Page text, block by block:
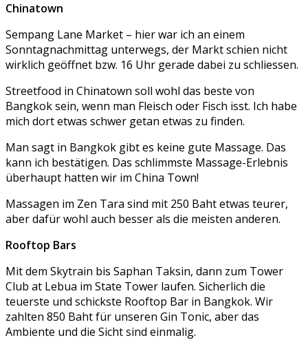
Chinatown
Sempang Lane Market – hier war ich an einem
Sonntagnachmittag unterwegs, der Markt schien nicht
wirklich geöffnet bzw. 16 Uhr gerade dabei zu schliessen.
Streetfood in Chinatown soll wohl das beste von
Bangkok sein, wenn man Fleisch oder Fisch isst. Ich habe
mich dort etwas schwer getan etwas zu finden.
Man sagt in Bangkok gibt es keine gute Massage. Das
kann ich bestätigen. Das schlimmste Massage-Erlebnis
überhaupt hatten wir im China Town!
Massagen im Zen Tara sind mit 250 Baht etwas teurer,
aber dafür wohl auch besser als die meisten anderen.
Rooftop Bars
Mit dem Skytrain bis Saphan Taksin, dann zum Tower
Club at Lebua im State Tower laufen. Sicherlich die
teuerste und schickste Rooftop Bar in Bangkok. Wir
zahlten 850 Baht für unseren Gin Tonic, aber das
Ambiente und die Sicht sind einmalig.